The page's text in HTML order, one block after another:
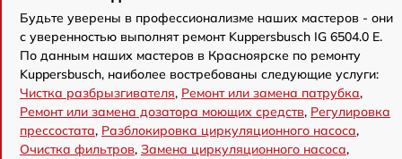
Будьте уверены в профессионализме наших мастеров - они
с уверенностью выполнят ремонт Kuppersbusch IG 6504.0 E.
По данным наших мастеров в Красноярске по ремонту
Kuppersbusch, наиболее востребованы следующие услуги:
Чистка разбрызгивателя, Ремонт или замена патрубка,
Ремонт или замена дозатора моющих средств, Регулировка
прессостата, Разблокировка циркуляционного насоса,
Очистка фильтров, Замена циркуляционного насоса,